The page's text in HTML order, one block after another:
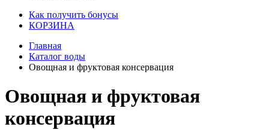
Как получить бонусы
КОРЗИНА
Главная
Каталог воды
Овощная и фруктовая консервация
Овощная и фруктовая
консервация